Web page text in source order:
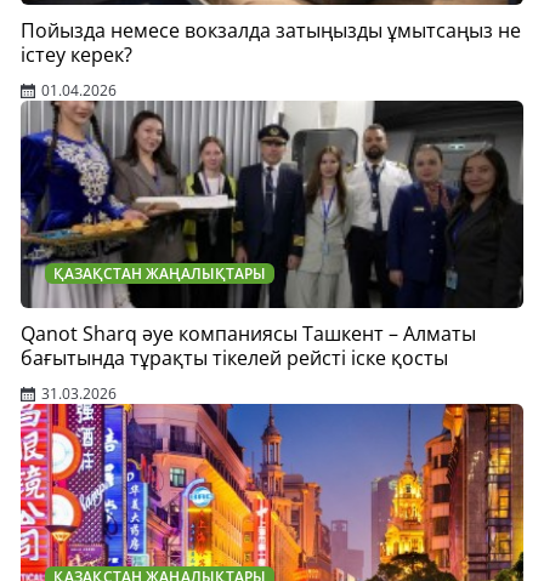
Пойызда немесе вокзалда затыңызды ұмытсаңыз не
істеу керек?
01.04.2026
ҚАЗАҚСТАН ЖАҢАЛЫҚТАРЫ
Qanot Sharq әуе компаниясы Ташкент – Алматы
бағытында тұрақты тікелей рейсті іске қосты
31.03.2026
ҚАЗАҚСТАН ЖАҢАЛЫҚТАРЫ